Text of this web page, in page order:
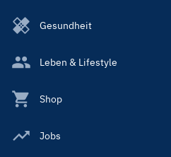
Gesundheit
Leben & Lifestyle
Shop
Jobs